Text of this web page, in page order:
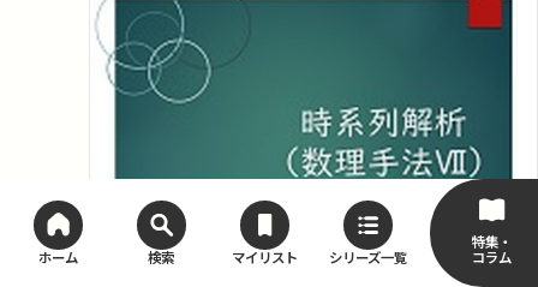
ホーム 検索 マイリスト シリーズ一覧
特集・
コラム